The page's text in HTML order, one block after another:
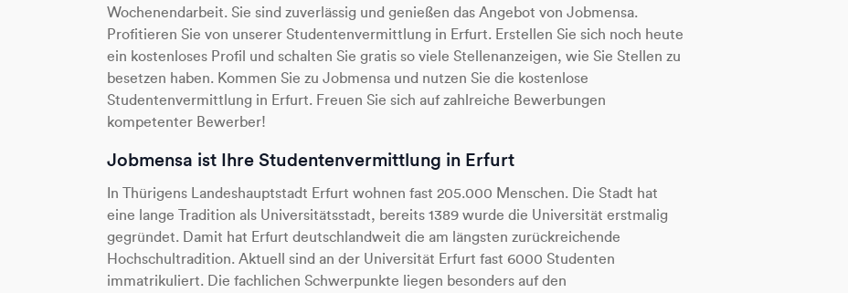
Wochenendarbeit. Sie sind zuverlässig und genießen das Angebot von Jobmensa.
Profitieren Sie von unserer Studentenvermittlung in Erfurt. Erstellen Sie sich noch heute
ein kostenloses Profil und schalten Sie gratis so viele Stellenanzeigen, wie Sie Stellen zu
besetzen haben. Kommen Sie zu Jobmensa und nutzen Sie die kostenlose
Studentenvermittlung in Erfurt. Freuen Sie sich auf zahlreiche Bewerbungen
kompetenter Bewerber!
Jobmensa ist Ihre Studentenvermittlung in Erfurt
In Thürigens Landeshauptstadt Erfurt wohnen fast 205.000 Menschen. Die Stadt hat
eine lange Tradition als Universitätsstadt, bereits 1389 wurde die Universität erstmalig
gegründet. Damit hat Erfurt deutschlandweit die am längsten zurückreichende
Hochschultradition. Aktuell sind an der Universität Erfurt fast 6000 Studenten
immatrikuliert. Die fachlichen Schwerpunkte liegen besonders auf den